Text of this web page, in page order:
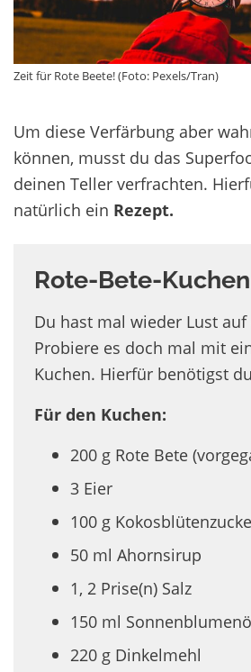
Zeit für Rote Beete! (Foto: Pexels/Tran)
Um diese Verfärbung aber
können, musst du das
deinen Teller verfrachten.
natürlich ein Rezept.
Rote-Bete-Kuchen
Du hast mal wieder Lust auf
Probiere es doch mal mit
Kuchen. Hierfür benötigst
Für den Kuchen:
200 g Rote Bete
3 Eier
100 g
50 ml Ahornsirup
1, 2 Prise(n) Salz
150 ml
220 g Dinkelmehl